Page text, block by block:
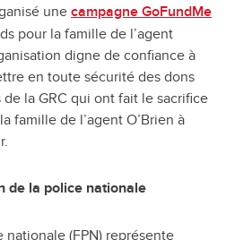
une campagne GoFundMe
pour la famille de l’agent
digne de confiance à
en toute sécurité des dons
la GRC qui ont fait le sacrifice
famille de l’agent O’Brien à
de la police nationale
(FPN) représente